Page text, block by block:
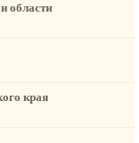
области
края